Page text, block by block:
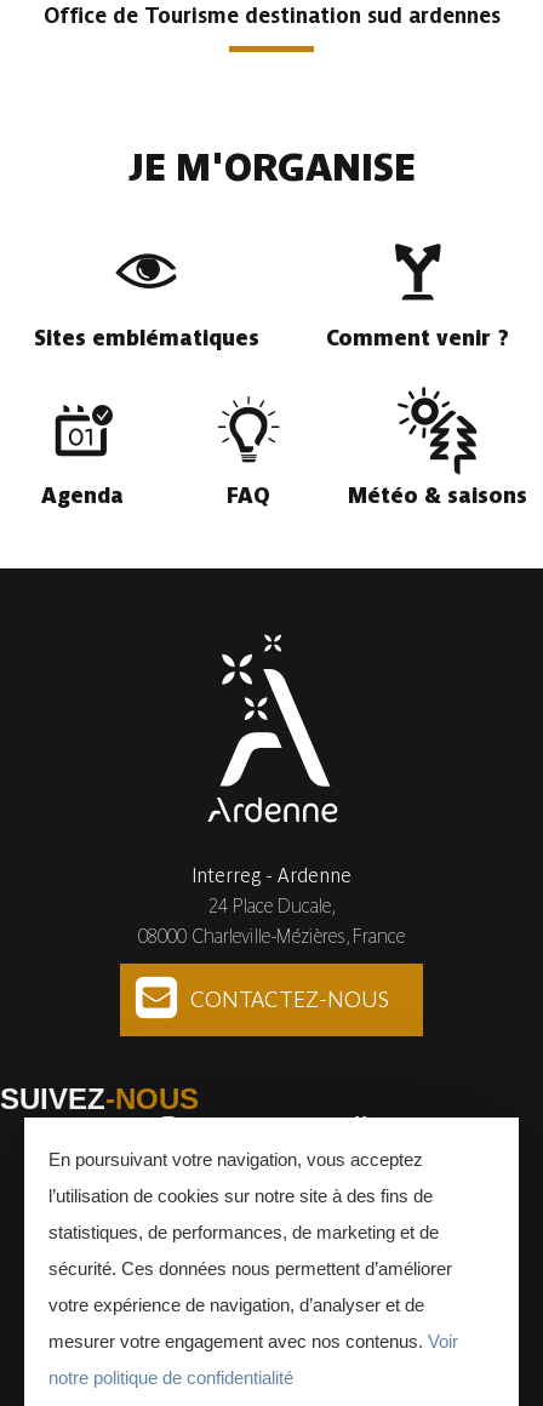
Office de Tourisme destination sud ardennes
JE M'ORGANISE
Sites emblématiques Comment venir ?
Agenda FAQ Météo & saisons
Interreg - Ardenne
24 Place Ducale,
08000 Charleville-Mézières, France
CONTACTEZ-NOUS
SUIVEZ-NOUS
Facebook Instagram Youtube
En poursuivant votre navigation, vous acceptez
l’utilisation de cookies sur notre site à des fins de
statistiques, de performances, de marketing et de
sécurité. Ces données nous permettent d’améliorer
votre expérience de navigation, d’analyser et de
mesurer votre engagement avec nos contenus. Voir
notre politique de confidentialité